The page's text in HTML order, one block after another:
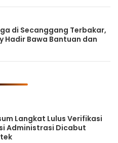
di Secanggang Terbakar,
Hadir Bawa Bantuan dan
Langkat Lulus Verifikasi
Administrasi Dicabut